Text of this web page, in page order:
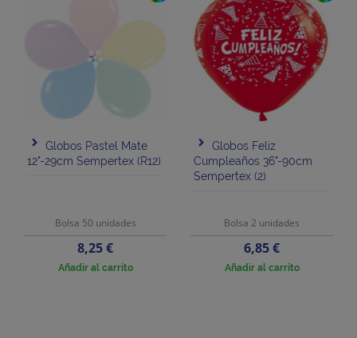
Globos Pastel Mate
12"-29cm Sempertex (R12)
Bolsa 50 unidades
Precio
8,25 €
Añadir al carrito
Globos Feliz
Cumpleaños 36"-90cm
Sempertex (2)
Bolsa 2 unidades
Precio
6,85 €
Añadir al carrito